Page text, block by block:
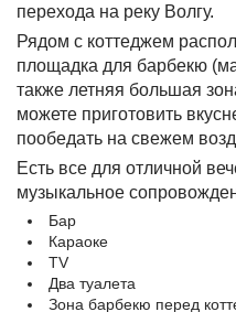
перехода на реку Волгу.
Рядом с коттеджем
площадка для барбекю
также летняя большая
можете приготовить
пообедать на свежем
Есть все для отличной
музыкальное
Бар
Караоке
TV
Два туалета
Зона барбекю перед